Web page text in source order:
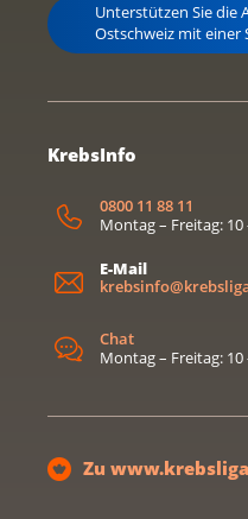
Unterstützen Sie die
Ostschweiz mit einer
KrebsInfo
0800 11 88 11
Montag – Freitag: 10
E-Mail
Chat
Montag – Freitag: 10
Zu